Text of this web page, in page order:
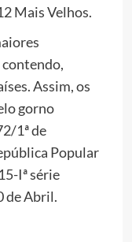
Mais Velhos.
Assim, os
gorno
1ª de
Popular
Iª série
de Abril.